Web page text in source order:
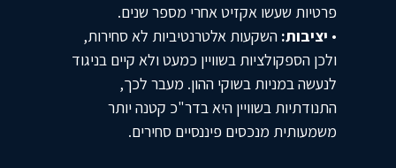
פרטיות שעשו אקזיט אחרי מספר שנים.
• יציבות: השקעות אלטרנטיביות לא סחירות,
ולכן הספקולציות בשוויין כמעט ולא קיים בניגוד
לנעשה במניות בשוקי ההון. מעבר לכך,
התנודתיות בשוויין היא בדר"כ קטנה יותר
משמעותית מנכסים פיננסיים סחירים.